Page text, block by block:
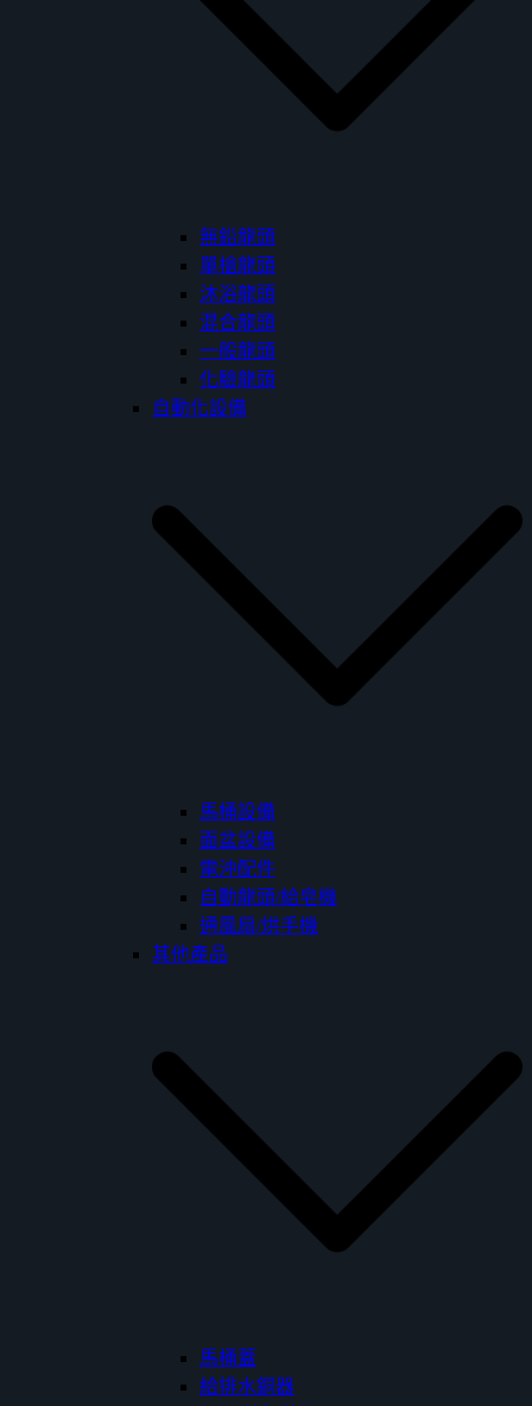
無鉛龍頭
單槍龍頭
沐浴龍頭
混合龍頭
一般龍頭
化驗龍頭
自動化設備
馬桶設備
面盆設備
電沖配件
自動龍頭/給皂機
通風扇/烘手機
其他產品
馬桶蓋
給排水銅器